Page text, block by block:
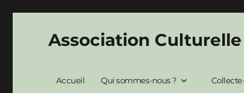
Association
Accueil Qui sommes-nous ? Collecte